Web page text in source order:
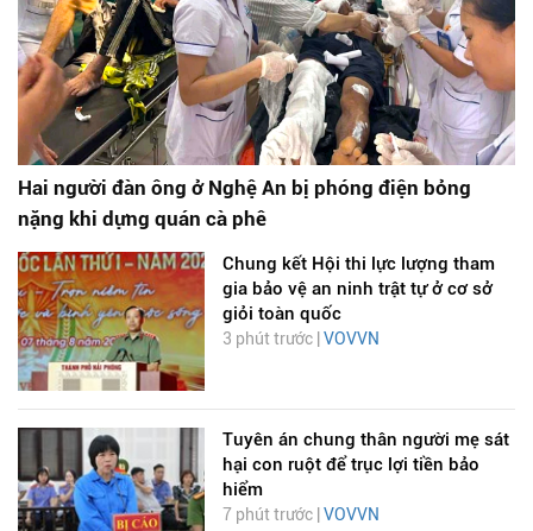
Hai người đàn ông ở Nghệ An bị phóng điện bỏng
nặng khi dựng quán cà phê
Chung kết Hội thi lực lượng tham
gia bảo vệ an ninh trật tự ở cơ sở
giỏi toàn quốc
3 phút trước | VOVVN
Tuyên án chung thân người mẹ sát
hại con ruột để trục lợi tiền bảo
hiểm
7 phút trước | VOVVN